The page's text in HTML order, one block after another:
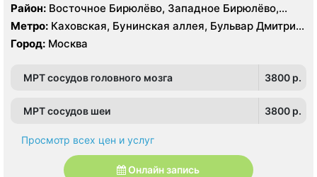
Район: Восточное Бирюлёво, Западное Бирюлёво,
Москворечье-Сабурово, Северное Чертаново,
Центральное Чертаново, Южное Чертаново , Южное
Чертаново , Зюзино, Северное Бутово, Южное Бутово
Метро: Каховская, Бунинская аллея, Бульвар Дмитрия
Донского, Бульвар Адмирала Ушакова, Аннино ,
Пражская, Севастопольская, Улица Академика
Янгеля, Улица Горчакова, Улица Скобелевская, Улица
Старокачаловская, Чертановская, Южная
Город: Москва
МРТ сосудов головного мозга 3800 p.
МРТ сосудов шеи 3800 p.
Просмотр всех цен и услуг
Онлайн запись